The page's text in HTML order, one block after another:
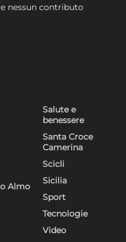
nessun contributo
Almo
Salute e
benessere
Santa Croce
Camerina
Scicli
Sicilia
Sport
Tecnologie
Video